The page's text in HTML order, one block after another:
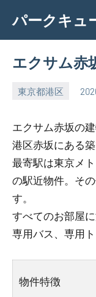
content
パークキュ
エクサム赤
東京都港区
エクサム赤坂の建
港区赤坂にある
最寄駅は東京メ
の駅近物件。そ
す。
すべてのお部屋
専用バス、専用
物件特徴